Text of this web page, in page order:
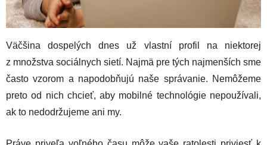
Väčšina dospelých dnes už vlastní profil na niektorej
z množstva sociálnych sietí. Najmä pre tých najmenších sme
často vzorom a napodobňujú naše správanie. Nemôžeme
preto od nich chcieť, aby mobilné technológie nepoužívali,
ak to nedodržujeme ani my.